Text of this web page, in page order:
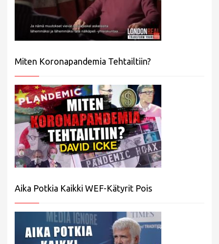
Miten Koronapandemia Tehtailtiin?
Aika Potkia Kaikki WEF-Kätyrit Pois